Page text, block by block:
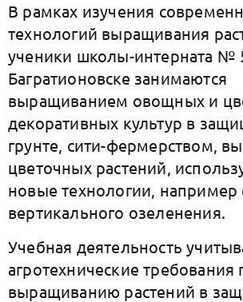
В рамках изучения
технологий выращивания
ученики школы-интерната №
Багратионовске занимаются
выращиванием овощных и
декоративных культур в
грунте, сити-фермерством,
цветочных растений,
новые технологии, например
вертикального озеленения.
Учебная деятельность
агротехнические требования
выращиванию растений в